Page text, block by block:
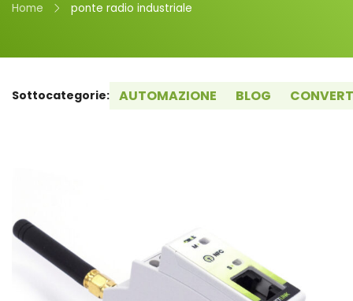
Home ponte radio industriale
Sottocategorie: AUTOMAZIONE BLOG